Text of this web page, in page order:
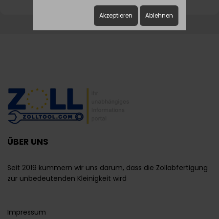
ÜBER UNS
Seit 2019 kümmern wir uns darum, dass die Zollabfertigung
zur unbedeutenden Kleinigkeit wird
Impressum
Akzeptieren Ablehnen